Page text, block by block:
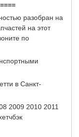
разобран на
на этот
по
в Санкт-
2009 2010 2011